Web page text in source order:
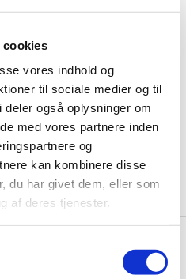
cookies
vores indhold og
til sociale medier og til
også oplysninger om
med vores partnere inden
og
kan kombinere disse
du har givet dem, eller som
af deres tjenester.
voksne afholdes flere
er gudstjenester, der
i forhold til salmevalg
m.m.
nyhedsbrev for
vil blive mindet om
børn og voksne.
for børn og